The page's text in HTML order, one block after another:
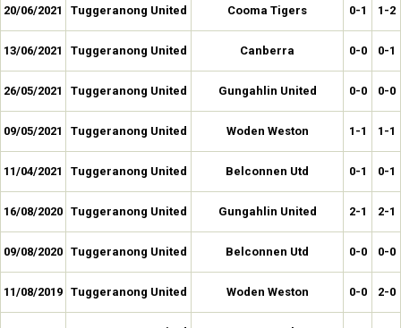
20/06/2021 Tuggeranong United Cooma Tigers 0-1 1-2
13/06/2021 Tuggeranong United Canberra 0-0 0-1
26/05/2021 Tuggeranong United Gungahlin United 0-0 0-0
09/05/2021 Tuggeranong United Woden Weston 1-1 1-1
11/04/2021 Tuggeranong United Belconnen Utd 0-1 0-1
16/08/2020 Tuggeranong United Gungahlin United 2-1 2-1
09/08/2020 Tuggeranong United Belconnen Utd 0-0 0-0
11/08/2019 Tuggeranong United Woden Weston 0-0 2-0